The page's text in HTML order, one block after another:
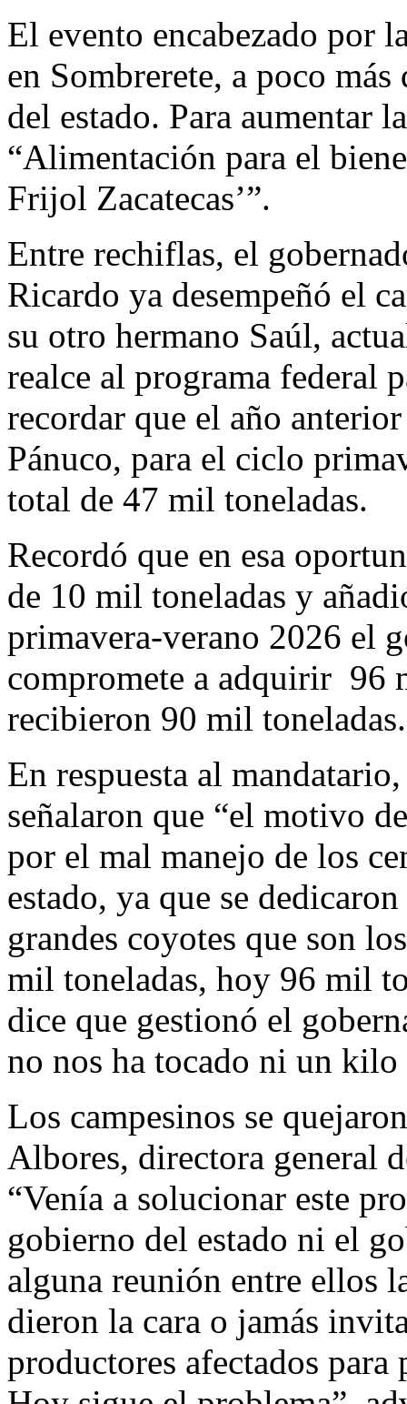
El evento encabezado por
en Sombrerete, a poco
del estado. Para aumentar
“Alimentación para el
Frijol Zacatecas’”.
Entre rechiflas, el
Ricardo ya desempeñó el
su otro hermano Saúl,
realce al programa federal
recordar que el año
Pánuco, para el ciclo
total de 47 mil toneladas.
Recordó que en esa
de 10 mil toneladas y
primavera-verano 2026 el
compromete a adquirir 96
recibieron 90 mil toneladas.
En respuesta al
señalaron que “el motivo
por el mal manejo de los
estado, ya que se
grandes coyotes que son
mil toneladas, hoy 96 mil
dice que gestionó el
no nos ha tocado ni un
Los campesinos se
Albores, directora general
“Venía a solucionar este
gobierno del estado ni el
alguna reunión entre ellos
dieron la cara o jamás
productores afectados